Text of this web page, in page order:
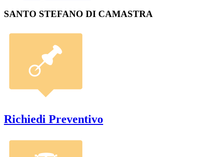
SANTO STEFANO DI CAMASTRA
Richiedi Preventivo